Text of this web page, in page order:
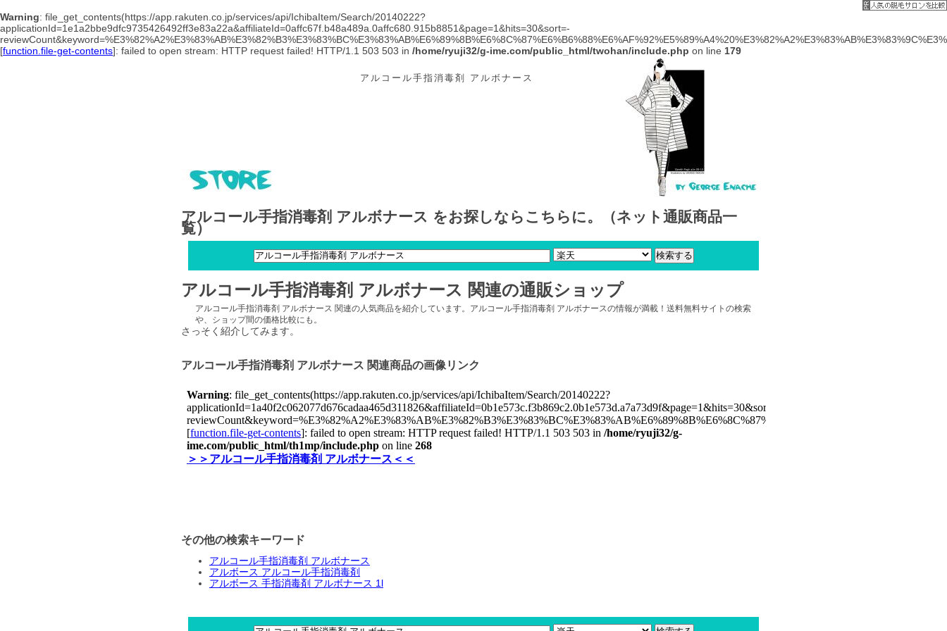
Warning: file_get_contents(https://app.rakuten.co.jp/services/api/IchibaItem/Search/20140222?
applicationId=1e1a2bbe9dfc9735426492ff3e83a22a&affiliateId=0affc67f.b48a489a.0affc680.915b8851&page=1&hits=30&sort=-
[function.file-get-contents]: failed to open stream: HTTP request failed! HTTP/1.1 503 503 in /home/ryuji32/g-ime.com/public_html/twohan/include.php on line 179
アルコール手指消毒剤 アルボナース
アルコール手指消毒剤 アルボナース をお探しならこちらに。（ネット通販商品一
覧）
アルコール手指消毒剤 アルボナース 関連の通販ショップ
アルコール手指消毒剤 アルボナース 関連の人気商品を紹介しています。アルコール手指消毒剤 アルボナースの情報が満載！送料無料サイトの検索
や、ショップ間の価格比較にも。
さっそく紹介してみます。
アルコール手指消毒剤 アルボナース 関連商品の画像リンク
その他の検索キーワード
アルコール手指消毒剤 アルボナース
アルボース アルコール手指消毒剤
アルボース 手指消毒剤 アルボナース 1l